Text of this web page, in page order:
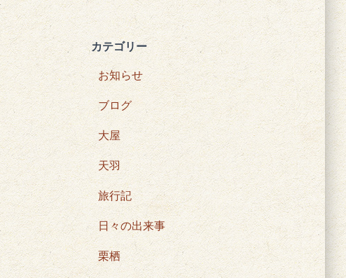
カテゴリー
お知らせ
ブログ
大屋
天羽
旅行記
日々の出来事
栗栖